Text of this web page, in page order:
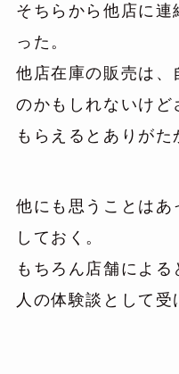
そちらから他店に連
った。
他店在庫の販売は、
のかもしれないけ
もらえるとありがた
他にも思うことはあ
しておく。
もちろん店舗によ
人の体験談として受